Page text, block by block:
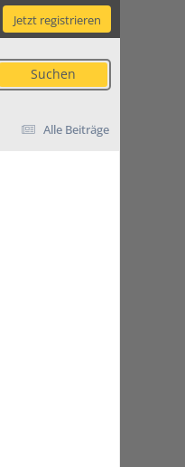
Jetzt registrieren
Suchen
Alle Beiträge